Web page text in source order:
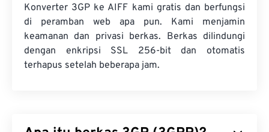
Konverter 3GP ke AIFF kami gratis dan berfungsi
di peramban web apa pun. Kami menjamin
keamanan dan privasi berkas. Berkas dilindungi
dengan enkripsi SSL 256-bit dan otomatis
terhapus setelah beberapa jam.